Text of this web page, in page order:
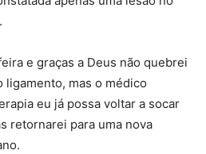
e graças a Deus não quebrei
ligamento, mas o médico
eu já possa voltar a socar
retornarei para uma nova